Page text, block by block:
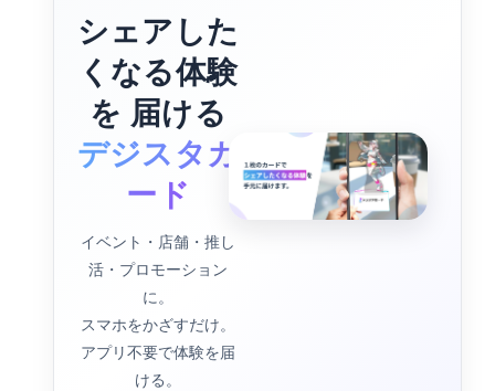
シェアした
くなる体験
を 届ける
デジスタカ
ード
イベント・店舗・推し
活・プロモーション
に。
スマホをかざすだけ。
アプリ不要で体験を届
ける。